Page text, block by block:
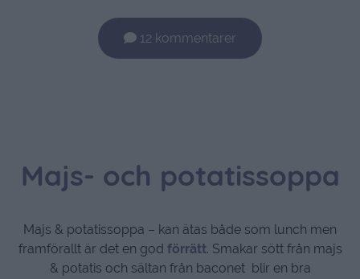
12 kommentarer
Majs- och potatissoppa
Majs & potatissoppa – kan ätas både som lunch men
framförallt är det en god förrätt. Smakar sött från majs
& potatis och sältan från baconet blir en bra